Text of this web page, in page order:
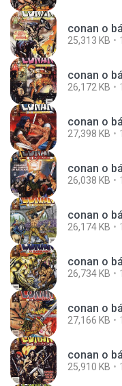
conan o
25,313 KB
conan o
26,172 KB
conan o
27,398 KB
conan o
26,038 KB
conan o
26,174 KB
conan o
26,734 KB
conan o
27,166 KB
conan o
25,910 KB